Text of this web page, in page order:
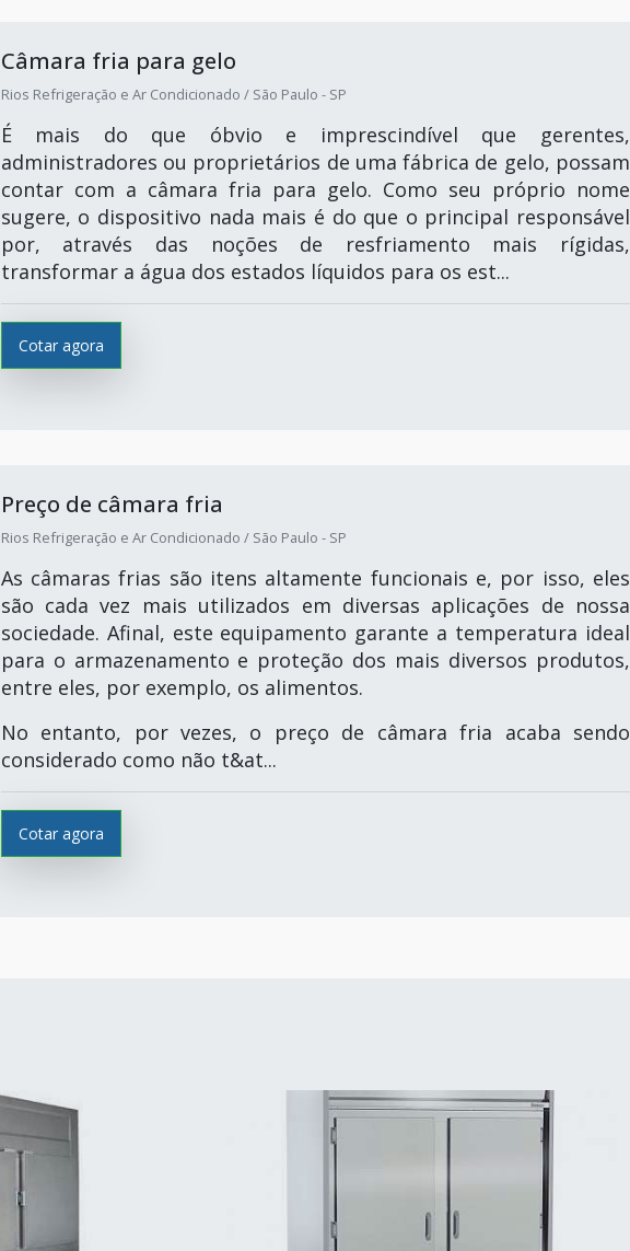
Câmara fria para gelo
Rios Refrigeração e Ar Condicionado / São Paulo - SP
É mais do que óbvio e imprescindível que gerentes,
administradores ou proprietários de uma fábrica de gelo, possam
contar com a câmara fria para gelo. Como seu próprio nome
sugere, o dispositivo nada mais é do que o principal responsável
por, através das noções de resfriamento mais rígidas,
transformar a água dos estados líquidos para os est...
Cotar agora
Preço de câmara fria
Rios Refrigeração e Ar Condicionado / São Paulo - SP
As câmaras frias são itens altamente funcionais e, por isso, eles
são cada vez mais utilizados em diversas aplicações de nossa
sociedade. Afinal, este equipamento garante a temperatura ideal
para o armazenamento e proteção dos mais diversos produtos,
entre eles, por exemplo, os alimentos.
No entanto, por vezes, o preço de câmara fria acaba sendo
considerado como não t&at...
Cotar agora